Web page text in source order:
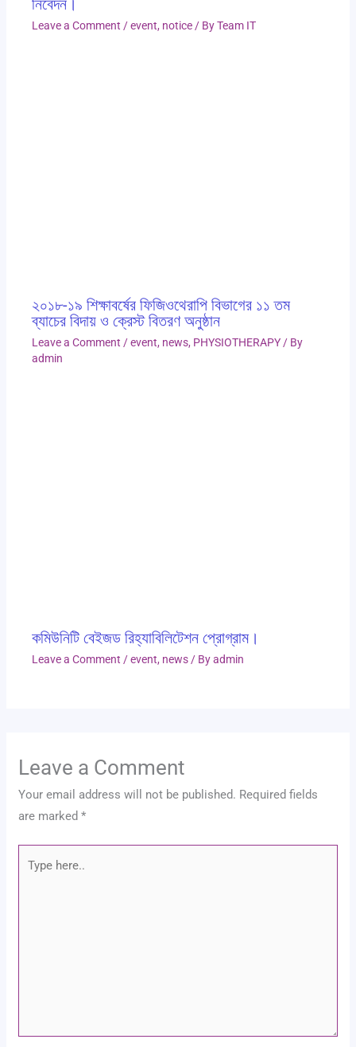
নিবেদন।
Leave a Comment /event, notice/ ByTeam IT
২০১৮-১৯ শিক্ষাবর্ষের ফিজিওথেরাপি বিভাগের ১১ তম
ব্যাচের বিদায় ও ক্রেস্ট বিতরণ অনুষ্ঠান
Leave a Comment /event, news, PHYSIOTHERAPY / By
admin
কমিউনিটি বেইজড রিহ্যাবিলিটেশন প্রোগ্রাম।
Leave a Comment /event, news / Byadmin
Leave a Comment
Your email address will not be published. Required fields
are marked*
Type